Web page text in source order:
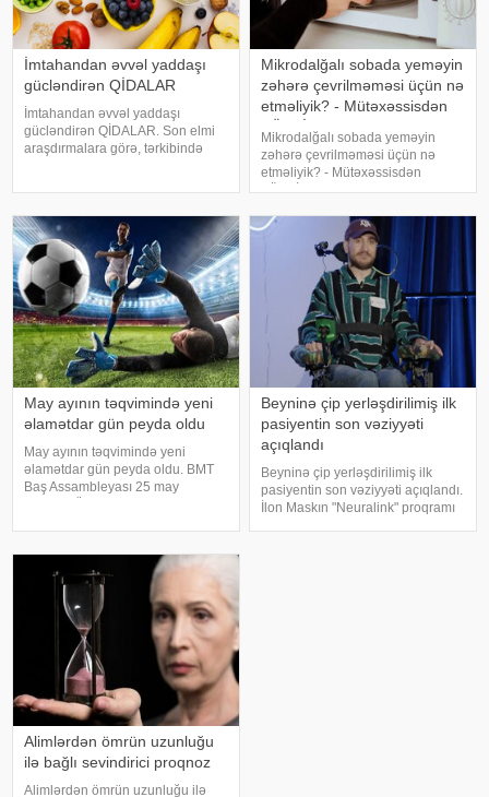
İmtahandan əvvəl yaddaşı
gücləndirən QİDALAR
İmtahandan əvvəl yaddaşı
gücləndirən QİDALAR. Son elmi
araşdırmalara görə, tərkibində
konsentrasiyanı azalda bilər.
Yaddaş və konsentrasiyan
Mikrodalğalı sobada yeməyin
zəhərə çevrilməməsi üçün nə
etməliyik? - Mütəxəssisdən
TÖVSİYƏ
Mikrodalğalı sobada yeməyin
zəhərə çevrilməməsi üçün nə
etməliyik? - Mütəxəssisdən
TÖVSİYƏ. "Mikrodalğalı sobada
qızdırmaq məsləhət deyil. Çünki
materialdan benzol ayrılır, bu da
mutasiyasına və zədələnməsin
May ayının təqvimində yeni
əlamətdar gün peyda oldu
May ayının təqvimində yeni
əlamətdar gün peyda oldu. BMT
Baş Assambleyası 25 may
təşkilatın Mətbuat Xidməti
məlumat yayıb. Qey
Beyninə çip yerləşdirilimiş ilk
pasiyentin son vəziyyəti
açıqlandı
Beyninə çip yerləşdirilimiş ilk
pasiyentin son vəziyyəti açıqlandı.
İlon Maskın "Neuralink" proqramı
Alimlərdən ömrün uzunluğu
ilə bağlı sevindirici proqnoz
Alimlərdən ömrün uzunluğu ilə